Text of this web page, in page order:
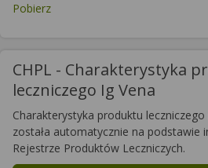
Pobierz
CHPL - Charakterystyka
leczniczego Ig Vena
Charakterystyka produktu
została automatycznie na podstawie
Rejestrze Produktów Leczniczych.